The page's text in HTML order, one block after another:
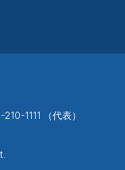
1111 （代表）